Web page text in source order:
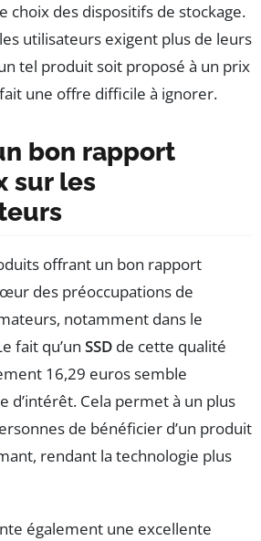
choix des dispositifs de stockage.
utilisateurs exigent plus de leurs
tel produit soit proposé à un prix
une offre difficile à ignorer.
bon rapport
sur les
offrant un bon rapport
des préoccupations de
notamment dans le
fait qu’un SSD de cette qualité
16,29 euros semble
d’intérêt. Cela permet à un plus
de bénéficier d’un produit
rendant la technologie plus
également une excellente